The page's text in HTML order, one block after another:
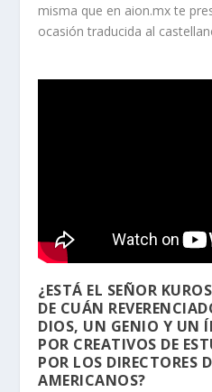
misma que en aion.mx te
ocasión traducida al
¿ESTÁ EL SEÑOR
DE CUÁN
DIOS, UN GENIO Y UN
POR CREATIVOS DE
POR LOS DIRECTORES
AMERICANOS?